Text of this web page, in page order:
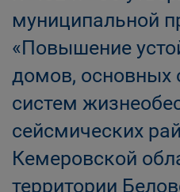
муниципальной
«Повышение
домов, основных
систем
сейсмических
Кемеровской
территории